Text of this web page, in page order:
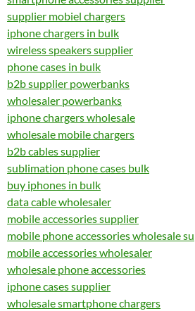
supplier mobiel chargers
iphone chargers in bulk
wireless speakers supplier
phone cases in bulk
b2b supplier powerbanks
wholesaler powerbanks
iphone chargers wholesale
wholesale mobile chargers
b2b cables supplier
sublimation phone cases bulk
buy iphones in bulk
data cable wholesaler
mobile accessories supplier
mobile phone accessories wholesale
mobile accessories wholesaler
wholesale phone accessories
iphone cases supplier
wholesale smartphone chargers